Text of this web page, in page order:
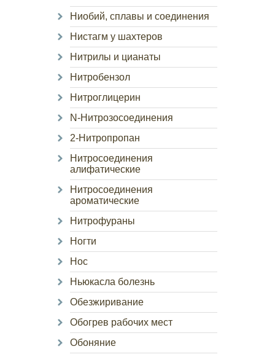
Ниобий, сплавы и соединения
Нистагм у шахтеров
Нитрилы и цианаты
Нитробензол
Нитроглицерин
N-Нитрозосоединения
2-Нитропропан
Нитросоединения
алифатические
Нитросоединения
ароматические
Нитрофураны
Ногти
Нос
Ньюкасла болезнь
Обезжиривание
Обогрев рабочих мест
Обоняние